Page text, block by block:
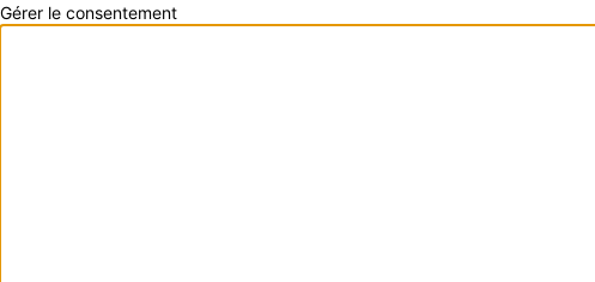
Gérer le consentement